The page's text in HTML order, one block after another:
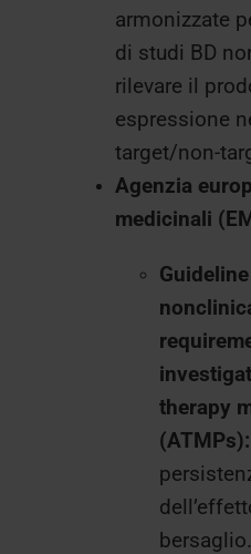
armonizzate
di studi BD
rilevare il
espressione
target/non-
Agenzia
medicinali
therapy
(ATMPs):
bersaglio.